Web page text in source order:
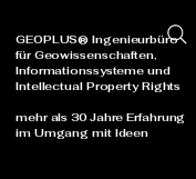
GEOPLUS® Ingenieurbüro
für Geowissenschaften,
Informationssysteme und
Intellectual Property Rights
mehr als 30 Jahre Erfahrung
im Umgang mit Ideen